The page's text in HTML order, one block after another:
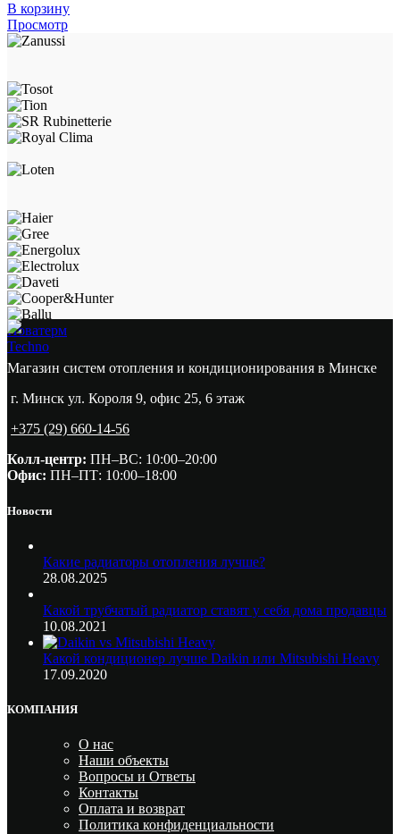
В корзину
Просмотр
Новатерм
Techno
Магазин систем отопления и кондиционирования в Минске
г. Минск ул. Короля 9, офис 25, 6 этаж
+375 (29) 660-14-56
Колл-центр: ПН–ВС: 10:00–20:00​
Офис: ПН–ПТ: 10:00–18:00
Новости
Какие радиаторы отопления лучше?
28.08.2025
Какой трубчатый радиатор ставят у себя дома продавцы
10.08.2021
Какой кондиционер лучше Daikin или Mitsubishi Heavy
17.09.2020
КОМПАНИЯ
О нас
Наши объекты
Вопросы и Ответы
Контакты
Оплата и возврат
Политика конфиденциальности